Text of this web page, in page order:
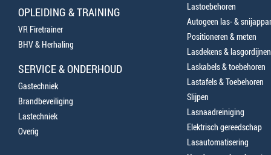
OPLEIDING & TRAINING
VR Firetrainer
BHV & Herhaling
SERVICE & ONDERHOUD
Gastechniek
Brandbeveiliging
Lastechniek
Overig
Lastoebehoren
Autogeen las- &
Positioneren & meten
Lasdekens & lasgordijnen
Laskabels & toebehoren
Lastafels & Toebehoren
Slijpen
Lasnaadreiniging
Elektrisch gereedschap
Lasautomatisering